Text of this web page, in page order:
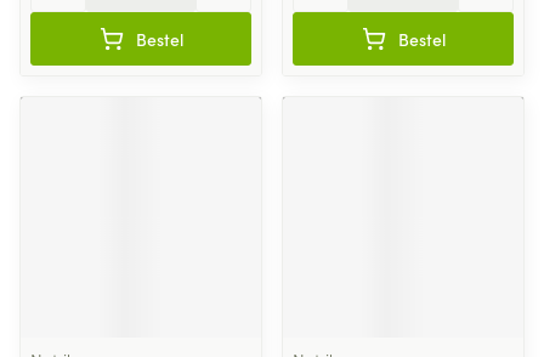
Bestel Bestel